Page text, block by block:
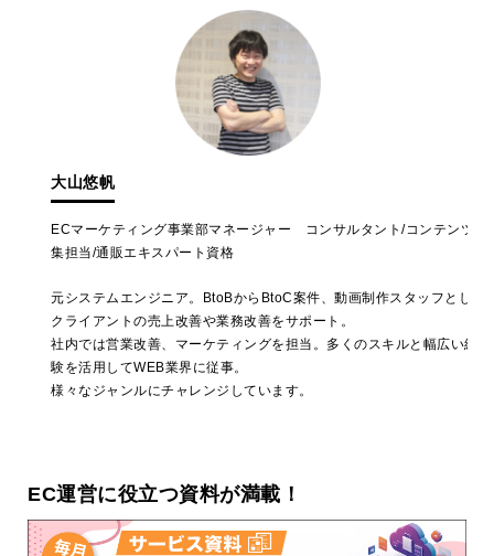
大山悠帆
ECマーケティング事業部マネージャー コンサルタント/コンテンツ編
集担当/通販エキスパート資格
元システムエンジニア。BtoBからBtoC案件、動画制作スタッフとして
クライアントの売上改善や業務改善をサポート。
社内では営業改善、マーケティングを担当。多くのスキルと幅広い経
験を活用してWEB業界に従事。
様々なジャンルにチャレンジしています。
EC運営に役立つ資料が満載！